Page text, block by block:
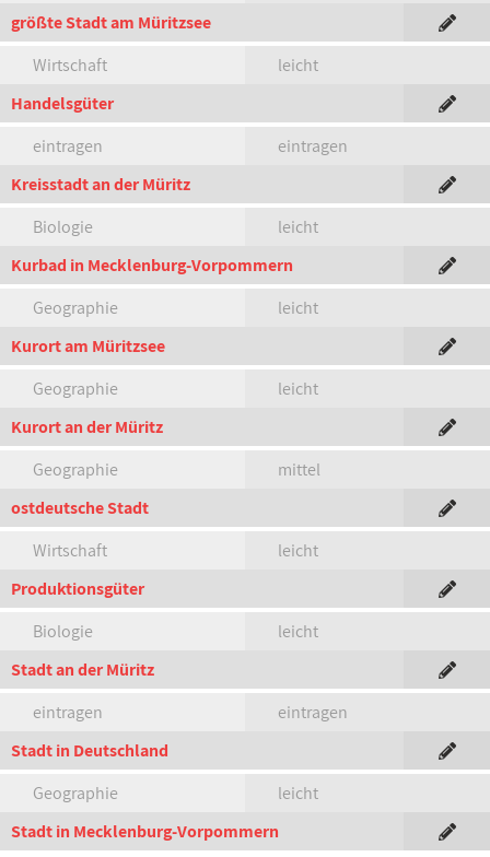
größte Stadt am Müritzsee
Wirtschaft
leicht
Handelsgüter
eintragen
eintragen
Kreisstadt an der Müritz
Biologie
leicht
Kurbad in Mecklenburg-Vorpommern
Geographie
leicht
Kurort am Müritzsee
Geographie
leicht
Kurort an der Müritz
Geographie
mittel
ostdeutsche Stadt
Wirtschaft
leicht
Produktionsgüter
Biologie
leicht
Stadt an der Müritz
eintragen
eintragen
Stadt in Deutschland
Geographie
leicht
Stadt in Mecklenburg-Vorpommern